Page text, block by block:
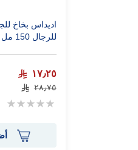
اديداس بخاخ
للرجال 150 مل
١٧٫٢٥
٢٨٫٧٥
Rating: